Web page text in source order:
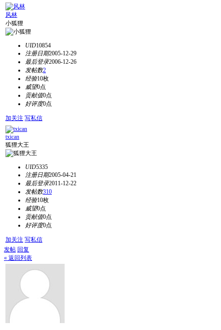
风林
小狐狸
UID10854
注册日期2005-12-29
最后登录2006-12-26
发帖数2
经验10枚
威望0点
贡献值0点
好评度0点
加关注 写私信
txican
狐狸大王
UID5335
注册日期2005-04-21
最后登录2011-12-22
发帖数310
经验10枚
威望0点
贡献值0点
好评度0点
加关注 写私信
发帖 回复
« 返回列表